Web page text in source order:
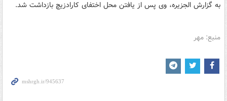
به گزارش الجزیره، وی پس از یافتن محل اختفای کارادزیچ بازداشت شد.
منبع: مهر